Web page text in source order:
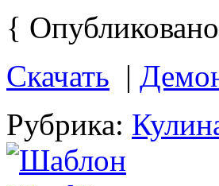
{
Скачать |
Рубрика: